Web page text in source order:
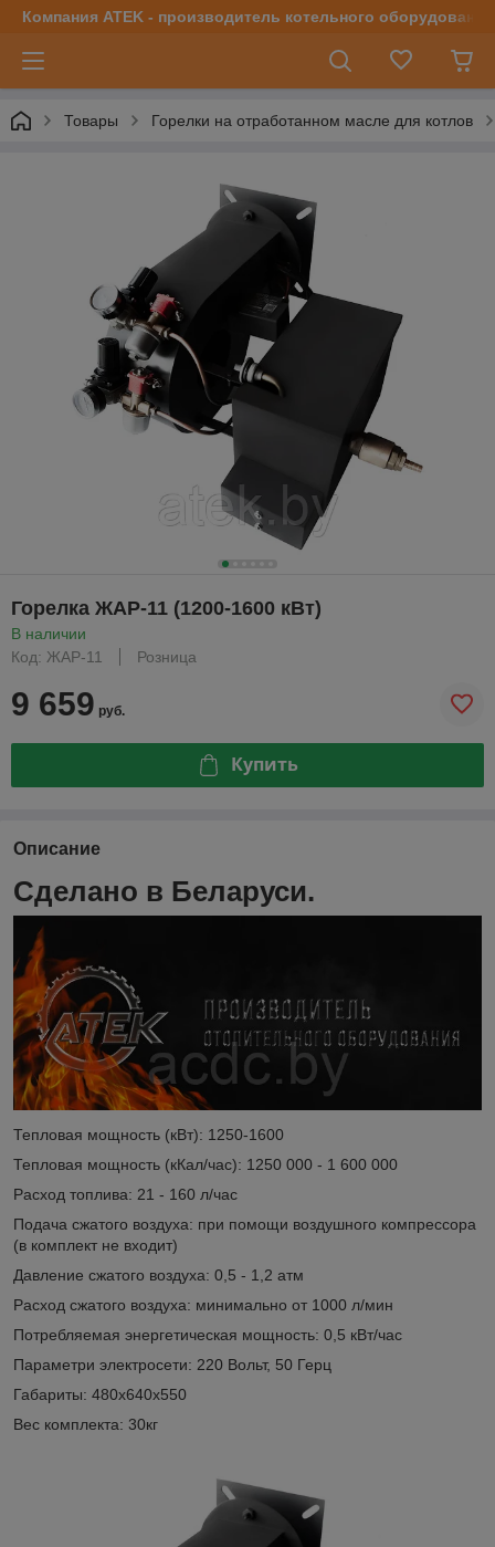
Компания ATEK - производитель котельного оборудования
Товары Горелки на отработанном масле для котлов
Горелка ЖАР-11 (1200-1600 кВт)
В наличии
Код: ЖАР-11
Розница
9 659 руб.
Купить
Описание
Сделано в Беларуси.
Тепловая мощность (кВт): 1250-1600
Тепловая мощность (кКал/час): 1250 000 - 1 600 000
Расход топлива: 21 - 160 л/час
Подача сжатого воздуха: при помощи воздушного компрессора
(в комплект не входит)
Давление сжатого воздуха: 0,5 - 1,2 атм
Расход сжатого воздуха: минимально от 1000 л/мин
Потребляемая энергетическая мощность: 0,5 кВт/час
Параметри электросети: 220 Вольт, 50 Герц
Габариты: 480х640х550
Вес комплекта: 30кг